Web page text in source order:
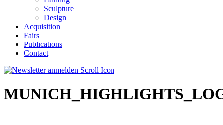
Sculpture
Design
Acquisition
Fairs
Publications
Contact